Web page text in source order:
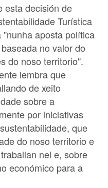
esta decisión de
Turística
aposta política
no valor do
do noso territorio".
lembra que
de xeito
sobre a
por iniciativas
que
do noso territorio e
nel e, sobre
económico para a